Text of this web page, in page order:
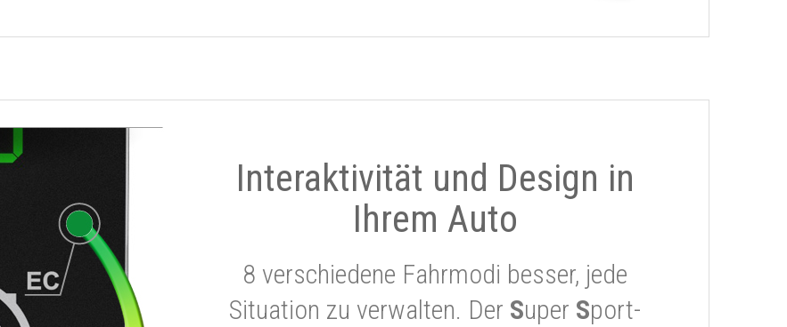
Interaktivität und Design in
Ihrem Auto
8 verschiedene Fahrmodi besser, jede
Situation zu verwalten. Der Super Sport-